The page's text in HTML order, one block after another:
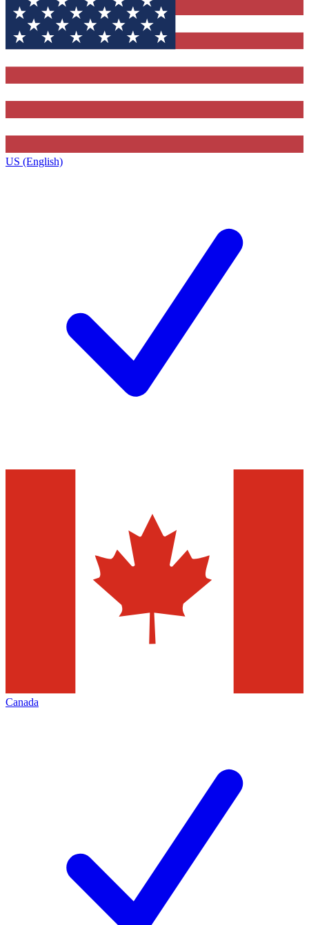
US (English)
Canada